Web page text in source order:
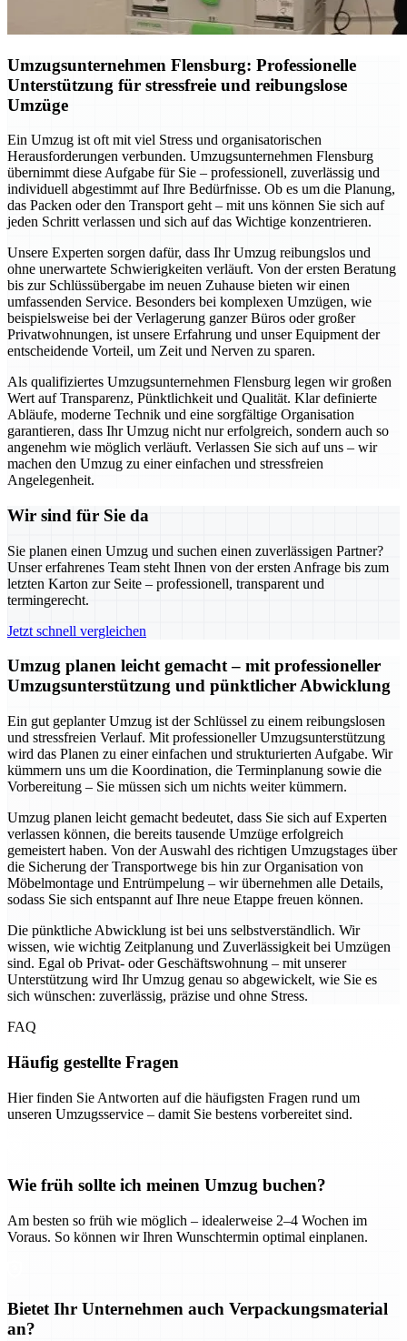
Umzugsunternehmen Flensburg: Professionelle
Unterstützung für stressfreie und reibungslose
Umzüge
Ein Umzug ist oft mit viel Stress und organisatorischen
Herausforderungen verbunden. Umzugsunternehmen Flensburg
übernimmt diese Aufgabe für Sie – professionell, zuverlässig und
individuell abgestimmt auf Ihre Bedürfnisse. Ob es um die Planung,
das Packen oder den Transport geht – mit uns können Sie sich auf
jeden Schritt verlassen und sich auf das Wichtige konzentrieren.
Unsere Experten sorgen dafür, dass Ihr Umzug reibungslos und
ohne unerwartete Schwierigkeiten verläuft. Von der ersten Beratung
bis zur Schlüssübergabe im neuen Zuhause bieten wir einen
umfassenden Service. Besonders bei komplexen Umzügen, wie
beispielsweise bei der Verlagerung ganzer Büros oder großer
Privatwohnungen, ist unsere Erfahrung und unser Equipment der
entscheidende Vorteil, um Zeit und Nerven zu sparen.
Als qualifiziertes Umzugsunternehmen Flensburg legen wir großen
Wert auf Transparenz, Pünktlichkeit und Qualität. Klar definierte
Abläufe, moderne Technik und eine sorgfältige Organisation
garantieren, dass Ihr Umzug nicht nur erfolgreich, sondern auch so
angenehm wie möglich verläuft. Verlassen Sie sich auf uns – wir
machen den Umzug zu einer einfachen und stressfreien
Angelegenheit.
Wir sind für Sie da
Sie planen einen Umzug und suchen einen zuverlässigen Partner?
Unser erfahrenes Team steht Ihnen von der ersten Anfrage bis zum
letzten Karton zur Seite – professionell, transparent und
termingerecht.
Jetzt schnell vergleichen
Umzug planen leicht gemacht – mit professioneller
Umzugsunterstützung und pünktlicher Abwicklung
Ein gut geplanter Umzug ist der Schlüssel zu einem reibungslosen
und stressfreien Verlauf. Mit professioneller Umzugsunterstützung
wird das Planen zu einer einfachen und strukturierten Aufgabe. Wir
kümmern uns um die Koordination, die Terminplanung sowie die
Vorbereitung – Sie müssen sich um nichts weiter kümmern.
Umzug planen leicht gemacht bedeutet, dass Sie sich auf Experten
verlassen können, die bereits tausende Umzüge erfolgreich
gemeistert haben. Von der Auswahl des richtigen Umzugstages über
die Sicherung der Transportwege bis hin zur Organisation von
Möbelmontage und Entrümpelung – wir übernehmen alle Details,
sodass Sie sich entspannt auf Ihre neue Etappe freuen können.
Die pünktliche Abwicklung ist bei uns selbstverständlich. Wir
wissen, wie wichtig Zeitplanung und Zuverlässigkeit bei Umzügen
sind. Egal ob Privat- oder Geschäftswohnung – mit unserer
Unterstützung wird Ihr Umzug genau so abgewickelt, wie Sie es
sich wünschen: zuverlässig, präzise und ohne Stress.
FAQ
Häufig gestellte Fragen
Hier finden Sie Antworten auf die häufigsten Fragen rund um
unseren Umzugsservice – damit Sie bestens vorbereitet sind.
Wie früh sollte ich meinen Umzug buchen?
Am besten so früh wie möglich – idealerweise 2–4 Wochen im
Voraus. So können wir Ihren Wunschtermin optimal einplanen.
Bietet Ihr Unternehmen auch Verpackungsmaterial
an?